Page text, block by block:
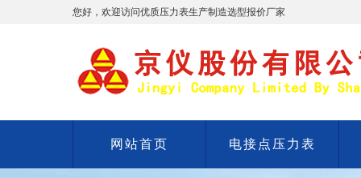
您好，欢迎访问优质压力表生产制造选型报价厂家
网站首页 电接点压力表